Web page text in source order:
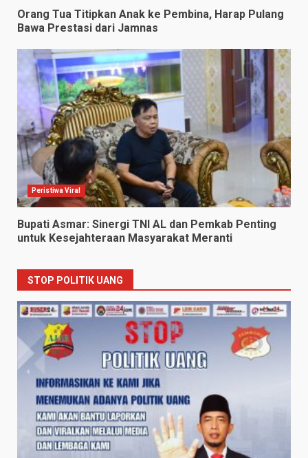
Orang Tua Titipkan Anak ke Pembina, Harap Pulang
Bawa Prestasi dari Jamnas
Peristiwa Viral
Bupati Asmar: Sinergi TNI AL dan Pemkab Penting
untuk Kesejahteraan Masyarakat Meranti
STOP POLITIK UANG